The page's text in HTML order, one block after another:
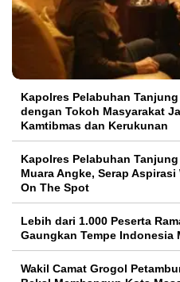
Kapolres Pelabuhan
dengan Tokoh Masyarakat
Kamtibmas dan Kerukunan
Kapolres Pelabuhan
Muara Angke, Serap
On The Spot
Lebih dari 1.000 Peserta
Gaungkan Tempe Indonesia
Wakil Camat Grogol